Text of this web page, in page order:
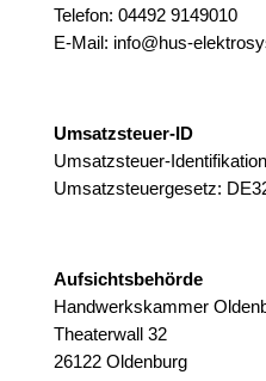
Telefon: 04492 9149010
E-Mail: info@hus-
Umsatzsteuer-ID
Umsatzsteuer-
Umsatzsteuergesetz:
Aufsichtsbehörde
Handwerkskammer
Theaterwall 32
26122 Oldenburg